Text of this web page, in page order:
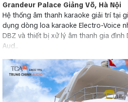
Grandeur Palace Giảng Võ, Hà Nội
Hệ thống âm thanh karaoke giải trí tại
dụng dòng loa karaoke Electro-Voice
DBZ và thiết bị xử lý âm thanh gia đình
Aud...